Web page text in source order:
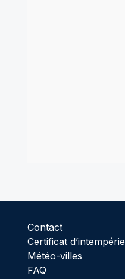
Contact
Certificat d’intempérie
Météo-villes
FAQ